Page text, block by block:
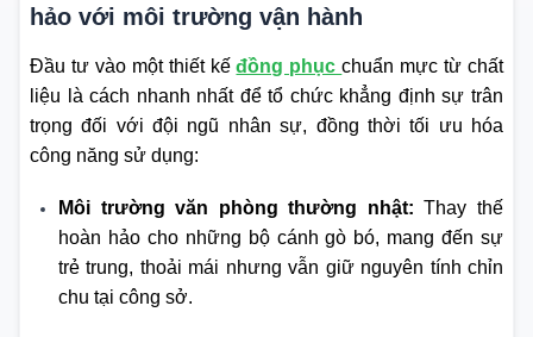
hảo với môi trường vận hành
Đầu tư vào một thiết kếđồng phụcchuẩn mực từ chất
liệu là cách nhanh nhất để tổ chức khẳng định sự trân
trọng đối với đội ngũ nhân sự, đồng thời tối ưu hóa
công năng sử dụng:
Môi trường văn phòng thường nhật:Thay thế
hoàn hảo cho những bộ cánh gò bó, mang đến sự
trẻ trung, thoải mái nhưng vẫn giữ nguyên tính chỉn
chu tại công sở.